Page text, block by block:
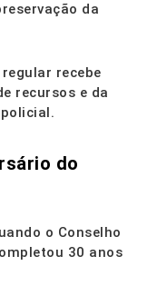
da
recebe
recursos e da
do
o Conselho
30 anos